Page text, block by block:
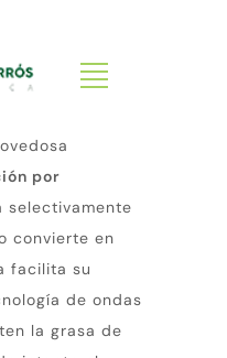
por
selectivamente
convierte en
facilita su
de ondas
la grasa de